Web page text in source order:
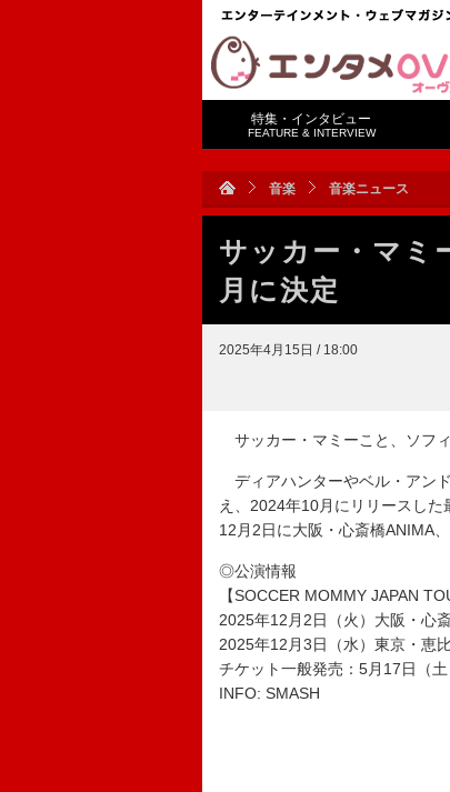
特集・インタビュー
FEATURE & INTERVIEW
音楽 音楽ニュース
サッカー・マミ
月に決定
2025年4月15日 / 18:00
サッカー・マミーこと、ソフ
ディアハンターやベル・アン
え、2024年10月にリリースし
12月2日に大阪・心斎橋ANIMA
◎公演情報
【SOCCER MOMMY JAPAN
2025年12月2日（火）大阪・心
2025年12月3日（水）東京・恵
チケット一般発売：5月17日（
INFO: SMASH